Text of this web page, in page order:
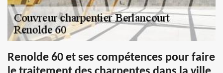
Renolde 60 et ses compétences pour faire